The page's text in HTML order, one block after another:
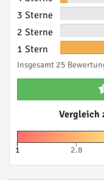
3 Sterne
2 Sterne
1 Stern
Insgesamt 25
Vergleich
1 2.8